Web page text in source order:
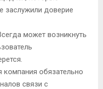
заслужили доверие
может возникнуть
компания обязательно
связи с